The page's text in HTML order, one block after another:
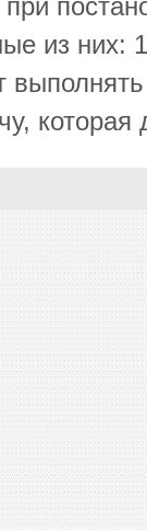
из них: